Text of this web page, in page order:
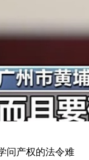
产权的法令难